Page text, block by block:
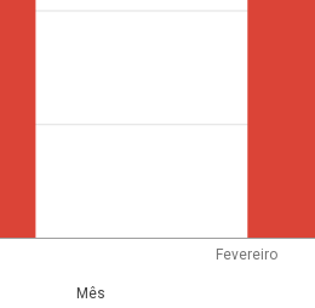
Fevereiro
Mês